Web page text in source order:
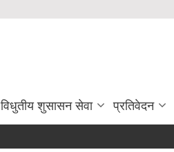
विधुतीय शुसासन सेवा प्रतिवेदन